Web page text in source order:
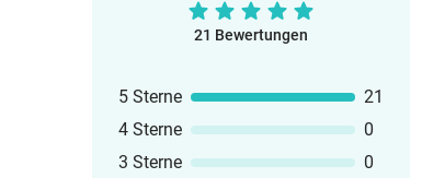
21 Bewertungen
5 Sterne
21
4 Sterne
0
3 Sterne
0